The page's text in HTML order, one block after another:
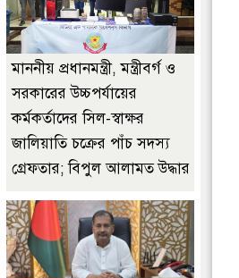
মাননীয় প্রধানমন্ত্রী, মন্ত্রীবর্গ ও
সরকারের উচ্চপর্যায়ের
কর্মকর্তাদের সিল-স্বাক্ষর
জালিয়াতি চক্রের পাঁচ সদস্য
গ্রেফতার; বিপুল আলামত উদ্ধার